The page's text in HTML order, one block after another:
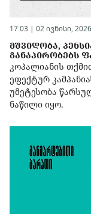
17:03 | 02 ივნისი,
ᲛᲨᲕᲘᲓᲝᲑᲐ,
ᲒᲐᲜᲐᲞᲘᲠᲝᲑᲔᲑᲡ
კოპალიანის
ეფექტურ
უმეტესობა
ნაწილი იყო.